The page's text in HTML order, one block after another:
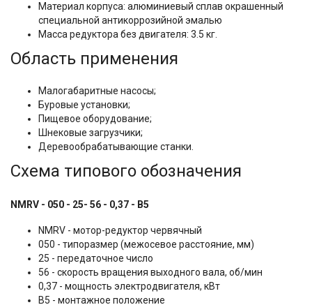
Материал корпуса: алюминиевый сплав окрашенный
специальной антикоррозийной эмалью
Масса редуктора без двигателя: 3.5 кг.
Область применения
Малогабаритные насосы;
Буровые установки;
Пищевое оборудование;
Шнековые загрузчики;
Деревообрабатывающие станки.
Схема типового обозначения
NMRV - 050 - 25- 56 - 0,37 - B5
NMRV - мотор-редуктор червячный
050 - типоразмер (межосевое расстояние, мм)
25 - передаточное число
56 - скорость вращения выходного вала, об/мин
0,37 - мощность электродвигателя, кВт
B5 - монтажное положение